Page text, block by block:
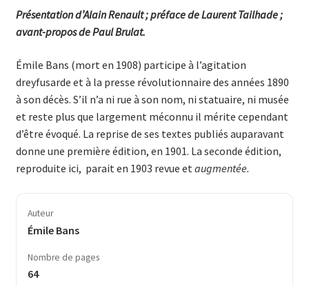
Présentation d’Alain Renault ; préface de Laurent Tailhade ;
avant-propos de Paul Brulat.
Émile Bans (mort en 1908) participe à l’agitation
dreyfusarde et à la presse révolutionnaire des années 1890
à son décès. S’il n’a ni rue à son nom, ni statuaire, ni musée
et reste plus que largement méconnu il mérite cependant
d’être évoqué. La reprise de ses textes publiés auparavant
donne une première édition, en 1901. La seconde édition,
reproduite ici, parait en 1903 revue et augmentée.
Auteur
Émile Bans
Nombre de pages
64